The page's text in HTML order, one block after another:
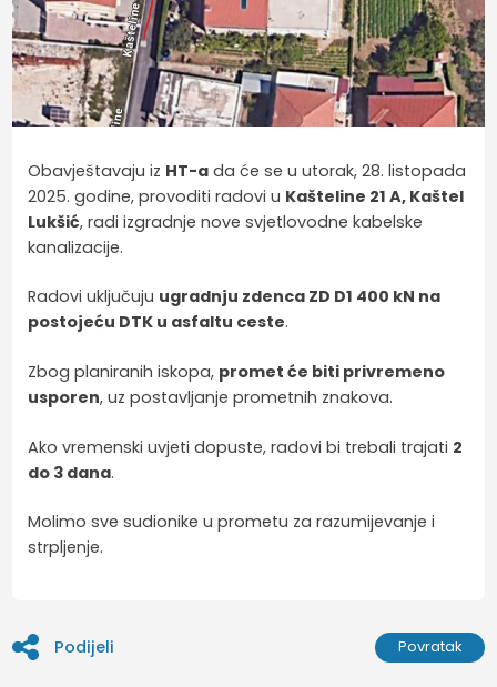
Obavještavaju iz HT-a da će se u utorak, 28. listopada
2025. godine, provoditi radovi u Kašteline 21 A, Kaštel
Lukšić, radi izgradnje nove svjetlovodne kabelske
kanalizacije.
Radovi uključuju ugradnju zdenca ZD D1 400 kN na
postojeću DTK u asfaltu ceste.
Zbog planiranih iskopa, promet će biti privremeno
usporen, uz postavljanje prometnih znakova.
Ako vremenski uvjeti dopuste, radovi bi trebali trajati 2
do 3 dana.
Molimo sve sudionike u prometu za razumijevanje i
strpljenje.
Podijeli Povratak